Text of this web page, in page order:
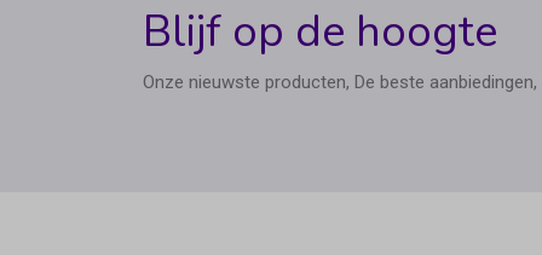
Blijf op de hoogte
Onze nieuwste producten, De beste